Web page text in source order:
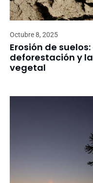
Octubre 8, 2025
Erosión de
deforestación y
vegetal